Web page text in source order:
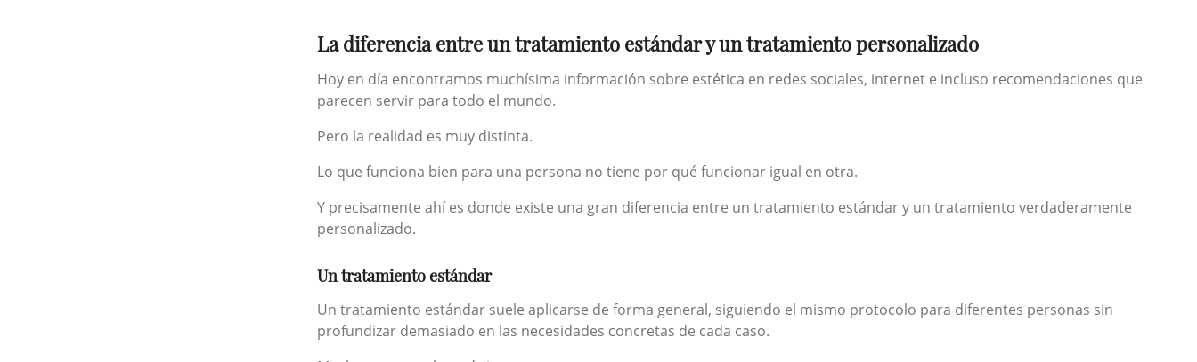
La diferencia entre un tratamiento estándar y un tratamiento personalizado
Hoy en día encontramos muchísima información sobre estética en redes sociales, internet e incluso recomendaciones que
parecen servir para todo el mundo.
Pero la realidad es muy distinta.
Lo que funciona bien para una persona no tiene por qué funcionar igual en otra.
Y precisamente ahí es donde existe una gran diferencia entre un tratamiento estándar y un tratamiento verdaderamente
personalizado.
Un tratamiento estándar
Un tratamiento estándar suele aplicarse de forma general, siguiendo el mismo protocolo para diferentes personas sin
profundizar demasiado en las necesidades concretas de cada caso.